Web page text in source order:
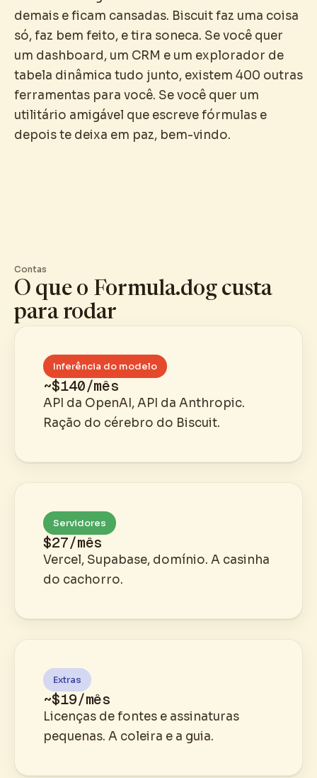
demais e ficam cansadas. Biscuit faz uma coisa
só, faz bem feito, e tira soneca. Se você quer
um dashboard, um CRM e um explorador de
tabela dinâmica tudo junto, existem 400 outras
ferramentas para você. Se você quer um
utilitário amigável que escreve fórmulas e
depois te deixa em paz, bem-vindo.
Contas
O que o Formula.dog custa
para rodar
Inferência do modelo
~$140/mês
API da OpenAI, API da Anthropic.
Ração do cérebro do Biscuit.
Servidores
$27/mês
Vercel, Supabase, domínio. A casinha
do cachorro.
Extras
~$19/mês
Licenças de fontes e assinaturas
pequenas. A coleira e a guia.